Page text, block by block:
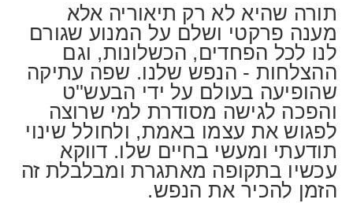
תורה שהיא לא רק תיאוריה אלא
מענה פרקטי ושלם על המנוע שגורם
לנו לכל הפחדים, הכשלונות, וגם
ההצלחות - הנפש שלנו. שפה עתיקה
שהופיעה בעולם על ידי הבעש''ט
והפכה לגישה מסודרת למי שרוצה
לפגוש את עצמו באמת, ולחולל שינוי
תודעתי ומעשי בחיים שלו. דווקא
עכשיו בתקופה מאתגרת ומבלבלת זה
הזמן להכיר את הנפש.